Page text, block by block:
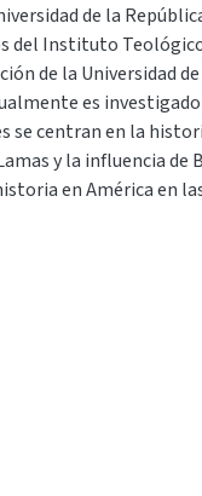
de la
del Instituto
de la Universidad
es
se centran en la
y la influencia de
en América en